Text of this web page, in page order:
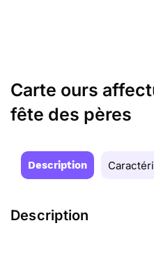
Carte ours
fête des pères
Description
Description